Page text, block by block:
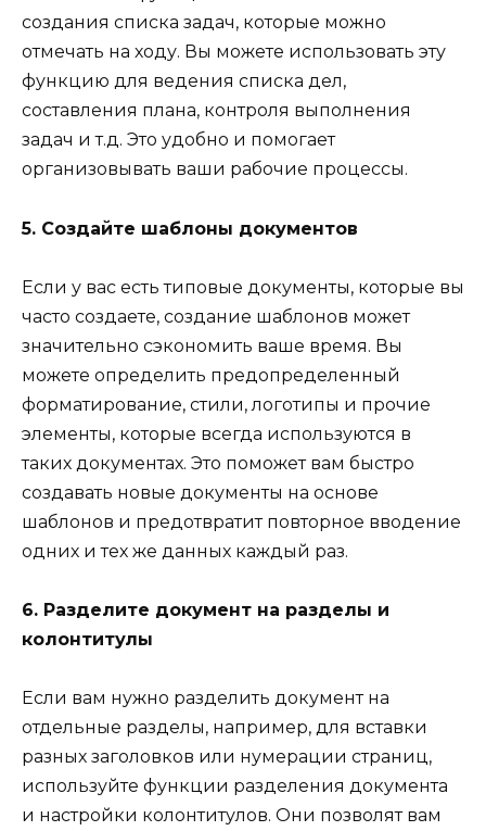
создания списка задач, которые можно
отмечать на ходу. Вы можете использовать эту
функцию для ведения списка дел,
составления плана, контроля выполнения
задач и т.д. Это удобно и помогает
организовывать ваши рабочие процессы.
5. Создайте шаблоны документов
Если у вас есть типовые документы, которые вы
часто создаете, создание шаблонов может
значительно сэкономить ваше время. Вы
можете определить предопределенный
форматирование, стили, логотипы и прочие
элементы, которые всегда используются в
таких документах. Это поможет вам быстро
создавать новые документы на основе
шаблонов и предотвратит повторное вводение
одних и тех же данных каждый раз.
6. Разделите документ на разделы и
колонтитулы
Если вам нужно разделить документ на
отдельные разделы, например, для вставки
разных заголовков или нумерации страниц,
используйте функции разделения документа
и настройки колонтитулов. Они позволят вам